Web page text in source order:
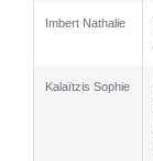
Imbert Nathalie
Kalaïtzis Sophie